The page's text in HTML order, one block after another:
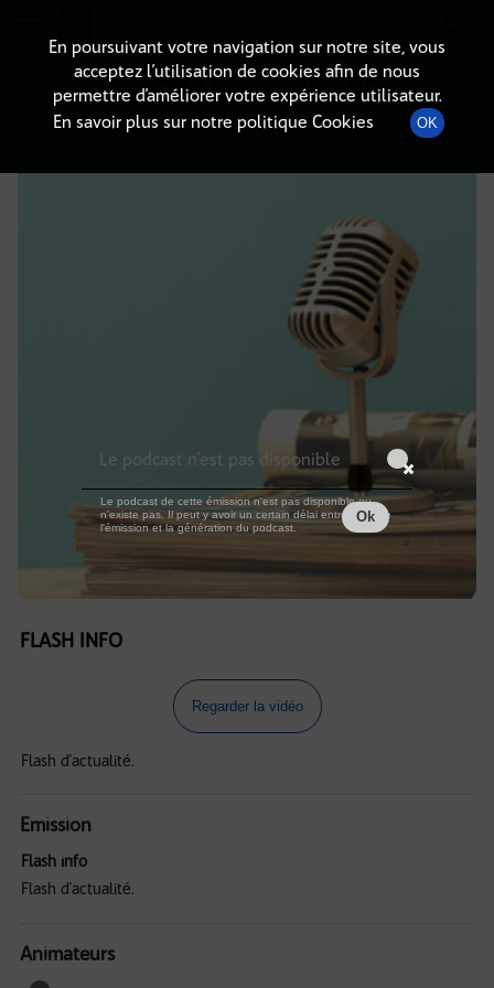
DÉTAILS DE L'ÉPISODE
13 janvier 2026à 12h59, durée : Invalid date
FLASH INFO
Regarder la vidéo
Flash d'actualité.
Emission
Flash info
Flash d'actualité.
Animateurs
En poursuivant votre navigation sur notre site, vous
acceptez l’utilisation de cookies afin de nous
permettre d’améliorer votre expérience utilisateur.
En savoir plus sur notre politique Cookies
OK
Le podcast n'est pas disponible
Le podcast de cette émission n'est pas disponible ou
n'existe pas. Il peut y avoir un certain délai entre la fin de
l'émission et la génération du podcast.
Ok